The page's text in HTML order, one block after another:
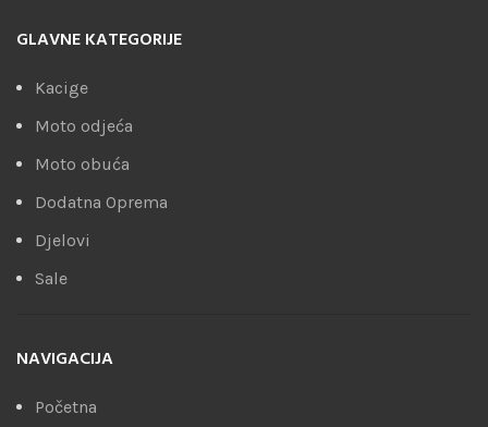
GLAVNE KATEGORIJE
Kacige
Moto odjeća
Moto obuća
Dodatna Oprema
Djelovi
Sale
NAVIGACIJA
Početna